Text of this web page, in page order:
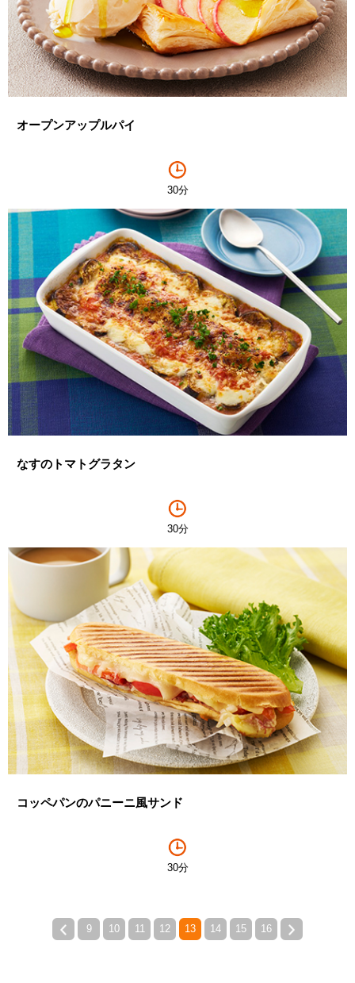
オープンアップルパイ
30分
なすのトマトグラタン
30分
コッペパンのパニーニ風サンド
30分
9 10 11 12 13 14 15 16